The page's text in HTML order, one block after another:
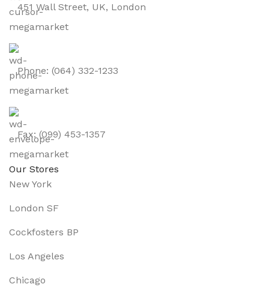
451 Wall Street, UK, London
Phone: (064) 332-1233
Fax: (099) 453-1357
Our Stores
New York
London SF
Cockfosters BP
Los Angeles
Chicago